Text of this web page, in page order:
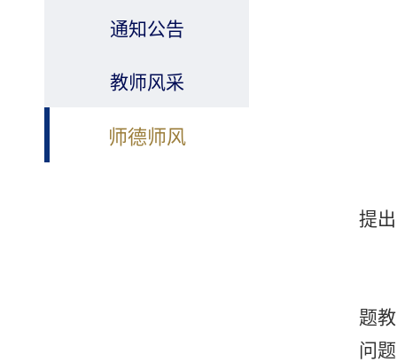
通知公告
教师风采
师德师风
提
题
问